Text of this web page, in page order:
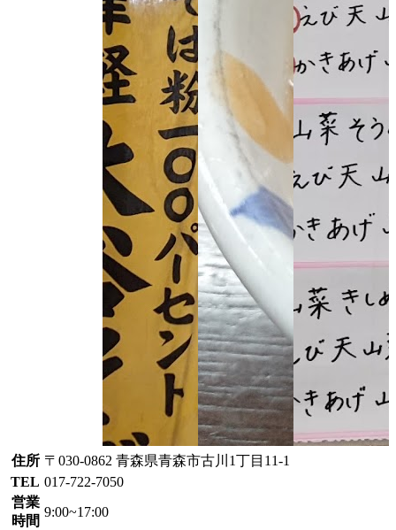
住所 〒030-0862 青森県青森市古川1丁目11-1
TEL 017-722-7050
営業
時間
9:00~17:00